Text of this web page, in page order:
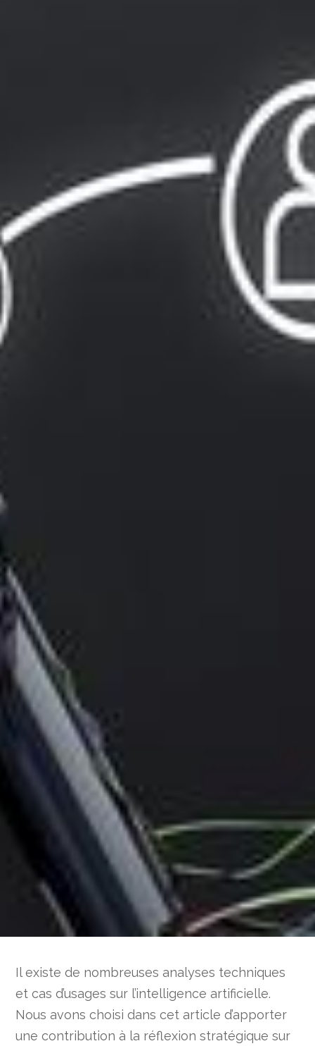
Il existe de nombreuses analyses techniques
et cas d’usages sur l’intelligence artificielle.
Nous avons choisi dans cet article d’apporter
une contribution à la réflexion stratégique sur